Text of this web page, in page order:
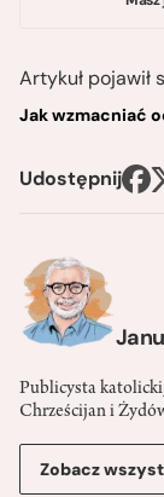
Publicysta
Chrześcijan i
Zobacz
Artykuł pojawił
Jak wzmacniać
Udostępnij